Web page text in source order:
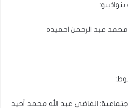
عبد الرحمن احميده
القاضي عبد الله محمد أحيد